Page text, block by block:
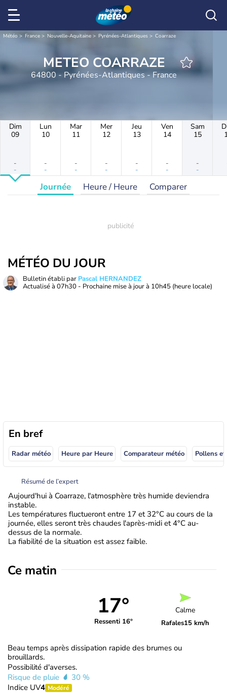
Météo France Nouvelle-Aquitaine Pyrénées-Atlantiques Coarraze
METEO COARRAZE
64800 - Pyrénées-Atlantiques - France
Dim
09
-
-
Lun
10
-
-
Mar
11
-
-
Mer
12
-
-
Jeu
13
-
-
Ven
14
-
-
Sam
15
-
-
Journée Heure / Heure Comparer
MÉTÉO DU JOUR
Bulletin établi par Pascal HERNANDEZ
Actualisé à 07h30 - Prochaine mise à jour à 10h45 (heure locale)
En bref
Radar météo Heure par Heure Comparateur météo Pollens
Résumé de l’expert
Aujourd'hui à Coarraze, l'atmosphère très humide deviendra
instable.
Les températures fluctueront entre 17 et 32°C au cours de la
journée, elles seront très chaudes l'après-midi et 4°C au-
dessus de la normale.
La fiabilité de la situation est assez faible.
Ce matin
17°
Ressenti 16°
Calme
Rafales15 km/h
Beau temps après dissipation rapide des brumes ou
brouillards.
Possibilité d'averses.
Risque de pluie
30 %
Indice UV4 Modéré